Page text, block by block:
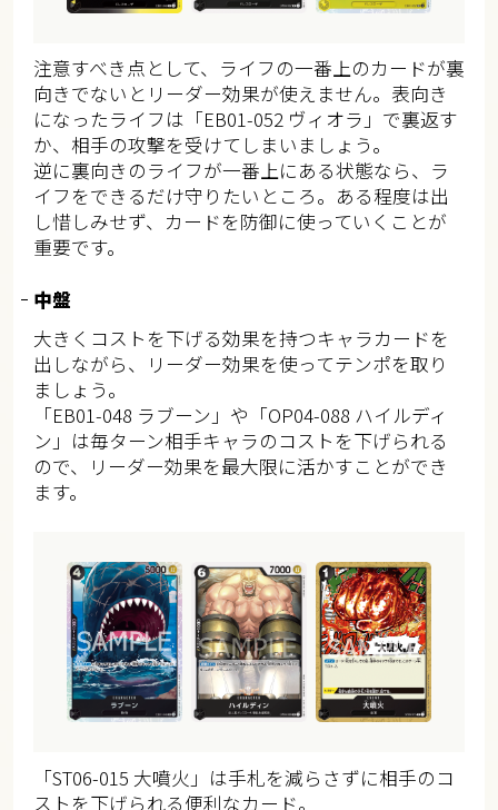
注意すべき点として、ライフの一番上のカードが裏
向きでないとリーダー効果が使えません。表向き
になったライフは「EB01-052 ヴィオラ」で裏返す
か、相手の攻撃を受けてしまいましょう。
逆に裏向きのライフが一番上にある状態なら、ラ
イフをできるだけ守りたいところ。ある程度は出
し惜しみせず、カードを防御に使っていくことが
重要です。
中盤
大きくコストを下げる効果を持つキャラカードを
出しながら、リーダー効果を使ってテンポを取り
ましょう。
「EB01-048 ラブーン」や「OP04-088 ハイルディ
ン」は毎ターン相手キャラのコストを下げられる
ので、リーダー効果を最大限に活かすことができ
ます。
「ST06-015 大噴火」は手札を減らさずに相手のコ
ストを下げられる便利なカード。